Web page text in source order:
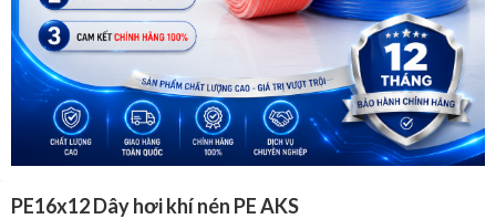
PE16x12 Dây hơi khí nén PE AKS